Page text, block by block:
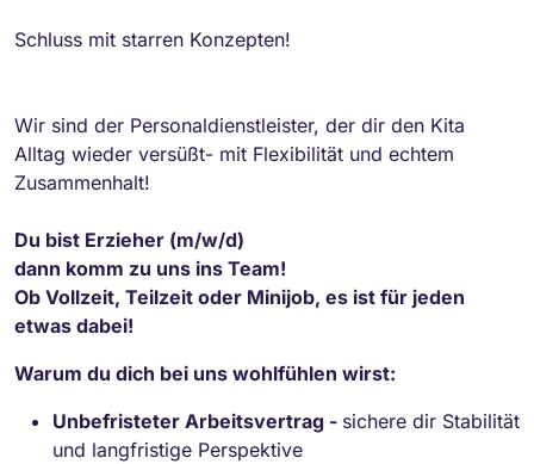
Schluss mit starren Konzepten!
Wir sind der Personaldienstleister, der dir den Kita
Alltag wieder versüßt- mit Flexibilität und echtem
Zusammenhalt!
Du bist Erzieher (m/w/d)
dann komm zu uns ins Team!
Ob Vollzeit, Teilzeit oder Minijob, es ist für jeden
etwas dabei!
Warum du dich bei uns wohlfühlen wirst:
Unbefristeter Arbeitsvertrag - sichere dir Stabilität
und langfristige Perspektive